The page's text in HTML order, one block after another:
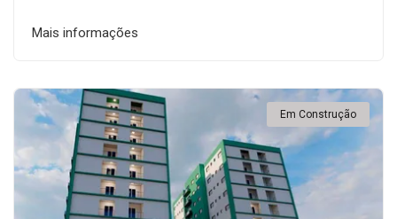
Mais informações
Em Construção